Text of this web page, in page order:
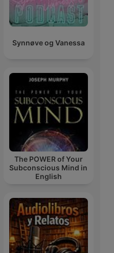
Synnøve og Vanessa
The POWER of Your
Subconscious Mind in
English